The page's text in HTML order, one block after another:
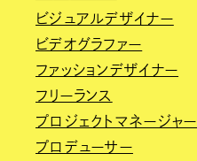
ビジュアルデザイナー
ビデオグラファー
ファッションデザイナー
フリーランス
プロジェクトマネージャー
プロデューサー